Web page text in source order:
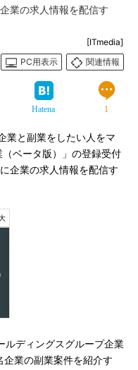
業の求人情報を配信す
[ITmedia]
PC用表示
関連情報
Hatena 1
と副業をしたい人をマ
ベータ版）」の登録受付
企業の求人情報を配信す
ディングスグループ企業
業の副業案件を紹介す